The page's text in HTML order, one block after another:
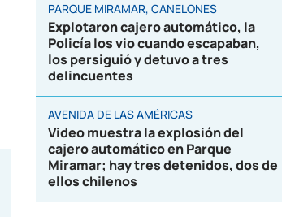
PARQUE MIRAMAR, CANELONES
Explotaron cajero automático, la
Policía los vio cuando escapaban,
los persiguió y detuvo a tres
delincuentes
AVENIDA DE LAS AMÉRICAS
Video muestra la explosión del
cajero automático en Parque
Miramar; hay tres detenidos, dos de
ellos chilenos